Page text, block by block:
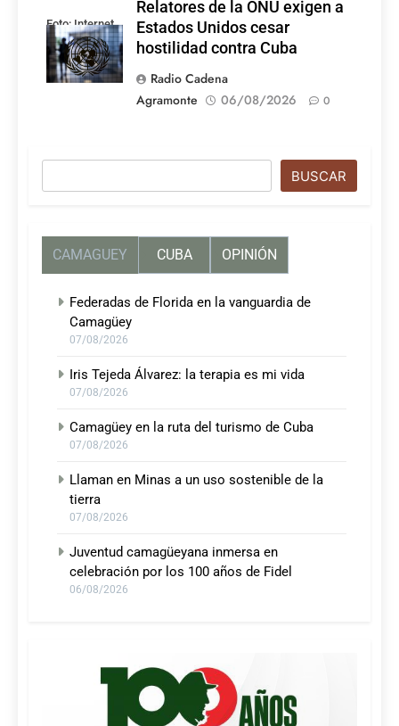
Foto: Internet
Relatores de la ONU exigen a
Estados Unidos cesar
hostilidad contra Cuba
Radio Cadena
Agramonte
06/08/2026 0
BUSCAR
CAMAGUEY CUBA OPINIÓN
Federadas de Florida en la vanguardia de
Camagüey
07/08/2026
Iris Tejeda Álvarez: la terapia es mi vida
07/08/2026
Camagüey en la ruta del turismo de Cuba
07/08/2026
Llaman en Minas a un uso sostenible de la
tierra
07/08/2026
Juventud camagüeyana inmersa en
celebración por los 100 años de Fidel
06/08/2026